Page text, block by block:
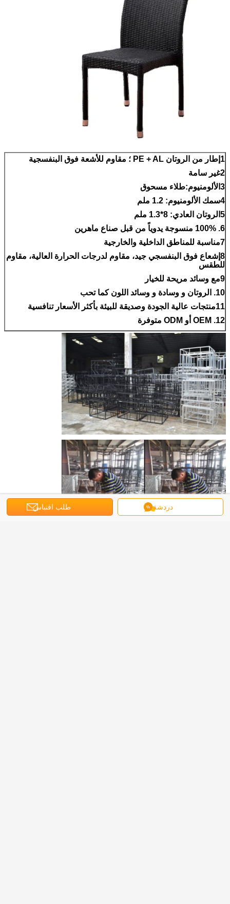
1إطار من الروتان PE + AL ؛ مقاوم للأشعة فوق البنفسجية
2غير سامة
3الألومنيوم:طلاء مسحوق
4سمك الألومنيوم: 1.2 ملم
5الروتان العادي: 8*1.3 ملم
6. 100% منسوجة يدوياً من قبل صناع ماهرين
7مناسبة للمناطق الداخلية والخارجية
8إشعاع فوق البنفسجي جيد، مقاوم لدرجات الحرارة العالية، مقاوم
للطقس
9مع وسائد مريحة للخيار
10. الروتان و وسادة و وسائد اللون كما تحب
11منتجات عالية الجودة وصديقة للبيئة بأكثر الأسعار تنافسية
12. OEM أو ODM متوفرة
دردشة طلب اقتباس